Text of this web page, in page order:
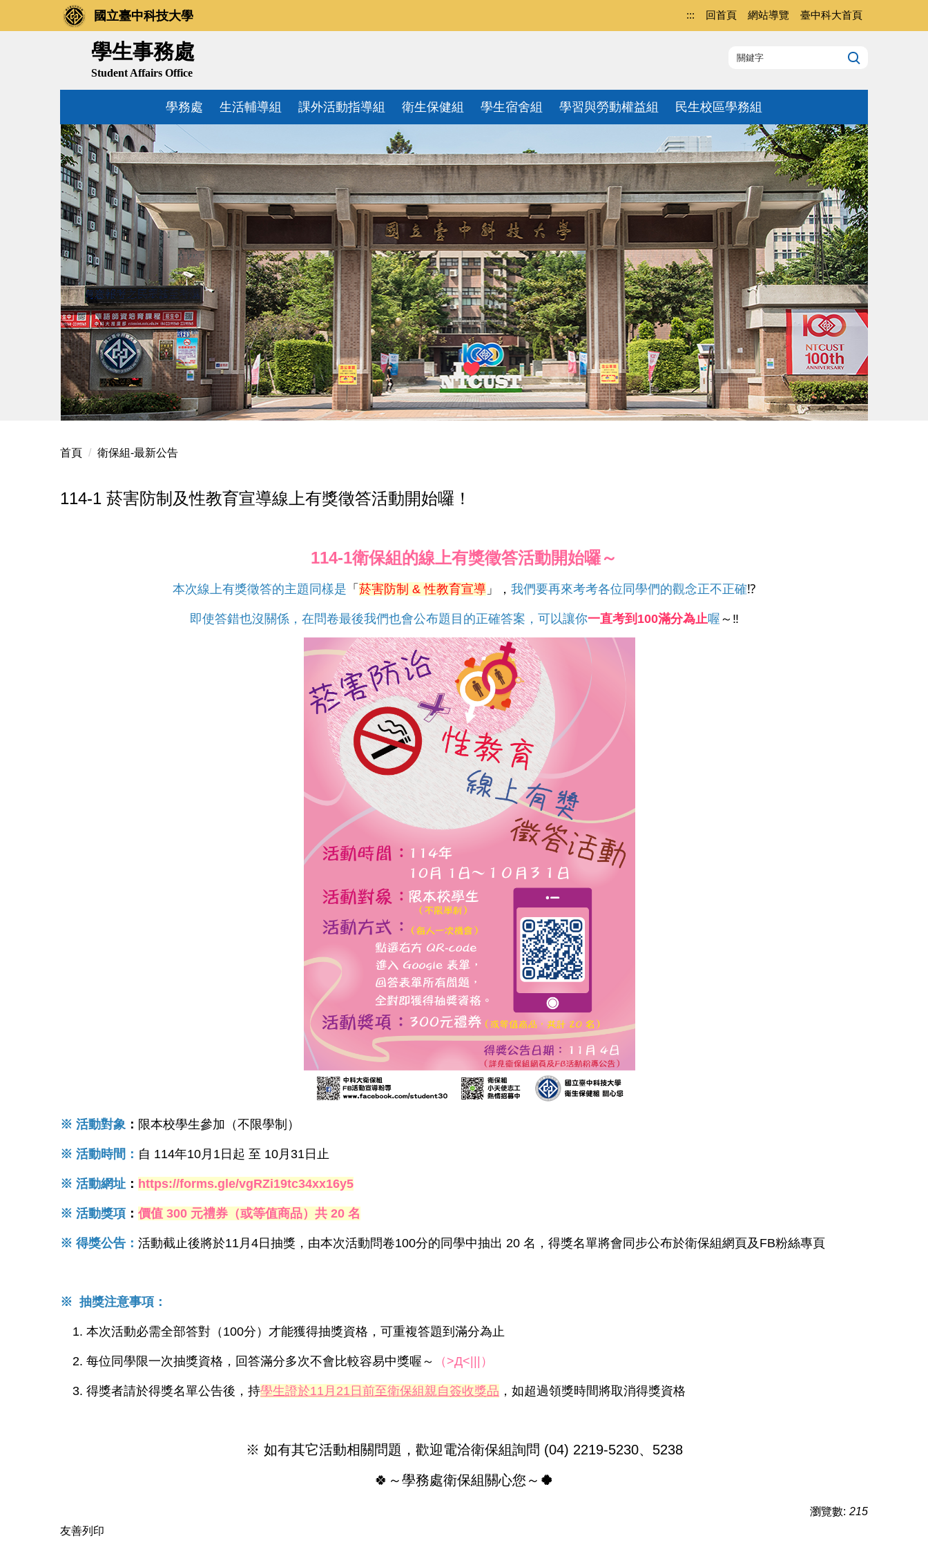
國立臺中科技大學
學生事務處
Student Affairs Office
學務處 生活輔導組 課外活動指導組 衛生保健組 學生宿舍組 學習與勞動權益組 民生校區學務組
::: 回首頁 網站導覽 臺中科大首頁
首頁 衛保組-最新公告
114-1 菸害防制及性教育宣導線上有獎徵答活動開始囉！
114-1衛保組的線上有獎徵答活動開始囉～
本次線上有獎徵答的主題同樣是 「 菸害防制 & 性教育宣導 」， 我們要再來考考各位同學們的觀念正不正確⁉️
即使答錯也沒關係，在問卷最後我們也會公布題目的正確答案，可以讓你一直考到100滿分為止喔 ～‼️
※ 活動對象 ： 限本校學生參加（不限學制）
※ 活動時間： 自 114年10月1日起 至 10月31日止
※ 活動網址 ： https://forms.gle/vgRZi19tc34xx16y5
※ 活動獎項 ： 價值 300 元禮券（或等值商品）共 20 名
※ 得獎公告： 活動截止後將於11月4日抽獎，由本次活動問卷100分的同學中抽出 20 名，得獎名單將會同步公布於衛保組網頁及FB粉絲專頁
※ 抽獎注意事項：
1. 本次活動必需全部答對（100分）才能獲得抽獎資格，可重複答題到滿分為止
2. 每位同學限一次抽獎資格，回答滿分多次不會比較容易中獎喔～ （>Д<|||）
3. 得獎者請於得獎名單公告後，持學生證於11月21日前至衛保組親自簽收獎品 ，如超過領獎時間將取消得獎資格
※ 如有其它活動相關問題，歡迎電洽衛保組詢問 (04) 2219-5230、5238
🍀～學務處衛保組關心您～ 🍀
瀏覽數: 215
友善列印